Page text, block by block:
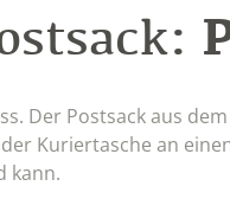
Der Postsack aus
Kuriertasche an
kann.